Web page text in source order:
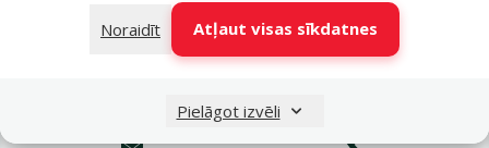
Noraidīt
Atļaut visas sīkdatnes
Pielāgot izvēli
Pievienot grozam